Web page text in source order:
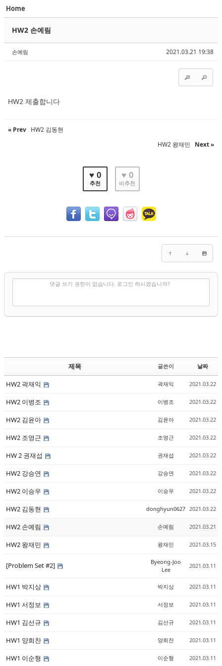
Home
2021.03.21 19:38
HW2 손예림
손예림
HW2 제출합니다
« Prev HW2 김동현
HW2 왕재민
Next »
♥ 0
추천
♥ 0
비추천
댓글 쓰기 권한이 없습니다. 로그인 하시겠습니까?
제목 글쓴이 날짜
HW2 곽재익 곽재익 2021.03.22
HW2 이병조 이병조 2021.03.22
HW2 김윤아 김윤아 2021.03.22
HW2 조영근 조영근 2021.03.22
HW 2 권재섭 권재섭 2021.03.22
HW2 강승연 강승연 2021.03.22
HW2 이승우 이승우 2021.03.22
HW2 김동현 donghyun0627 2021.03.22
HW2 손예림 손예림 2021.03.21
HW2 왕재민 왕재민 2021.03.15
[Problem Set #2]
Byeong-Joo
Lee
2021.03.11
HW1 박지상 박지상 2021.03.11
HW1 서정보 서정보 2021.03.11
HW1 김선규 김선규 2021.03.11
HW1 양희찬 양희찬 2021.03.11
HW1 이순형 이순형 2021.03.11
Sketchbook5, 스케치북5
Sketchbook5, 스케치북5
Sketchbook5, 스케치북5
Sketchbook5, 스케치북5